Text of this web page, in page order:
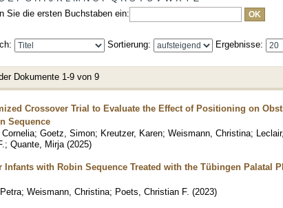
Sie die ersten Buchstaben ein:
Sortierung: Ergebnisse:
Dokumente 1-9 von 9
Crossover Trial to Evaluate the Effect of Positioning on
Sequence
; Goetz, Simon; Kreutzer, Karen; Weismann, Christina;
; Quante, Mirja (2025)
Infants with Robin Sequence Treated with the Tübingen Palatal
; Weismann, Christina; Poets, Christian F. (2023)